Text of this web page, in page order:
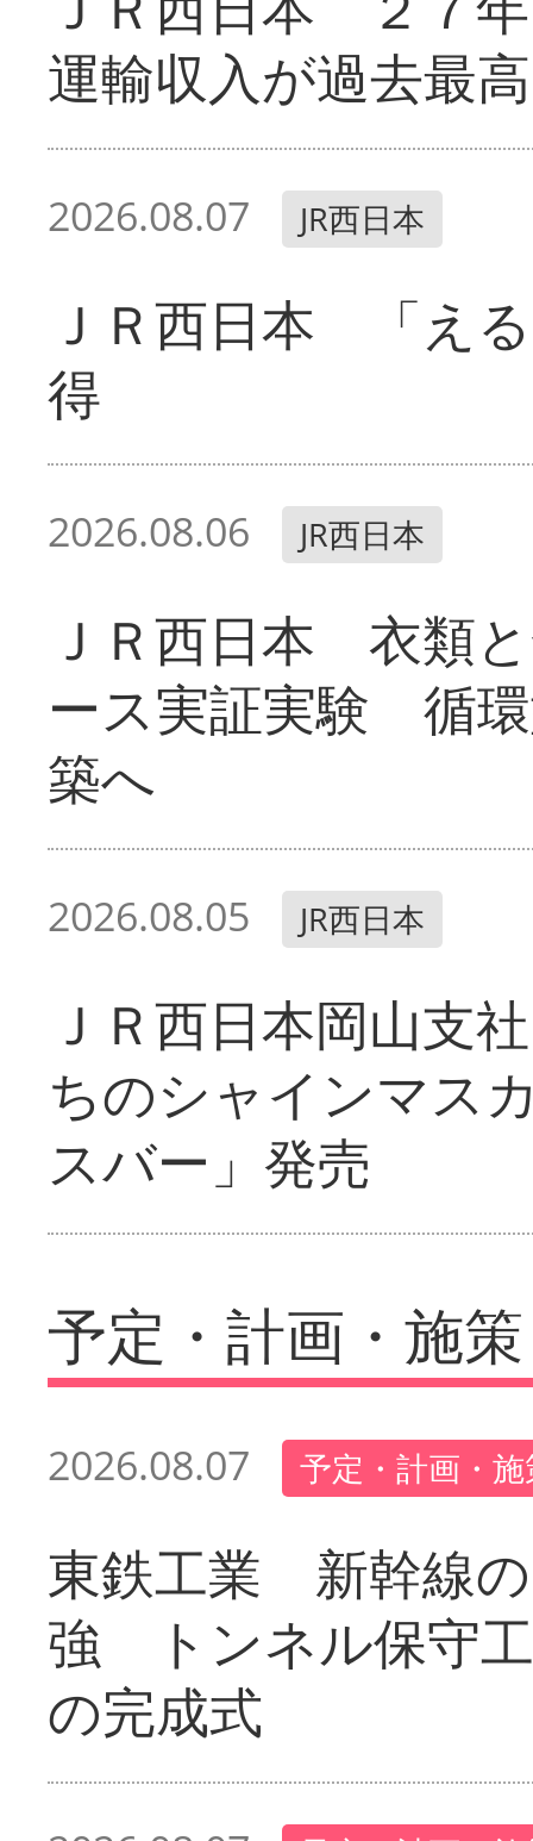
運輸収入が過去最高
2026.08.07 JR西日本
ＪＲ西日本 「え
得
2026.08.06 JR西日本
ＪＲ西日本 衣類
ース実証実験 循
築へ
2026.08.05 JR西日本
ＪＲ西日本岡山支
ちのシャインマス
スバー」発売
予定・計画・施策
2026.08.07 予定・計画・
東鉄工業 新幹線
強 トンネル保守
の完成式